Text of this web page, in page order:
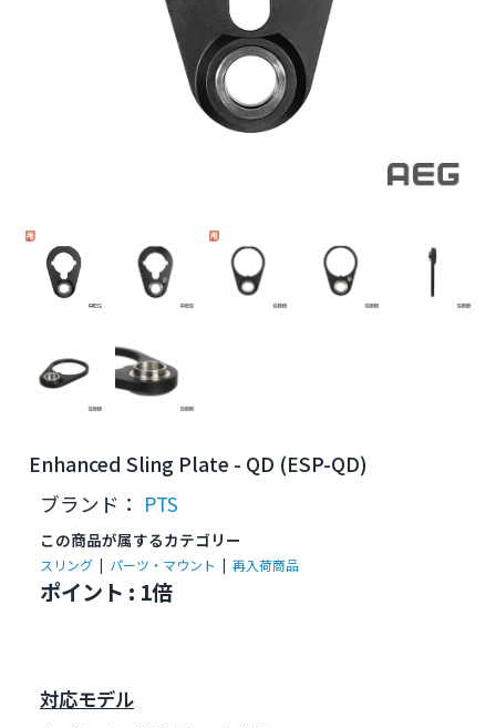
Enhanced Sling Plate - QD (ESP-QD)
ブランド： PTS
この商品が属するカテゴリー
スリング | パーツ・マウント | 再入荷商品
ポイント : 1倍
対応モデル